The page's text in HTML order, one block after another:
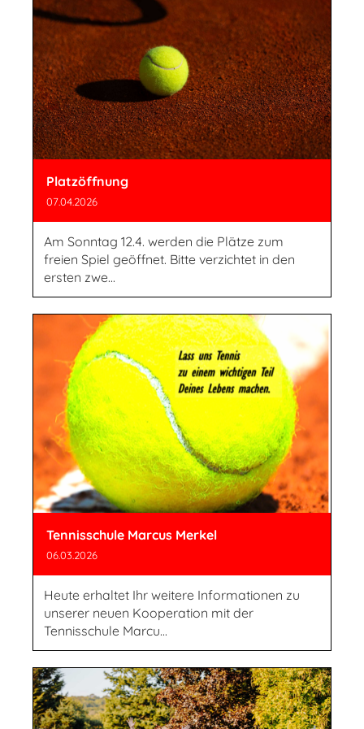
Platzöffnung
07.04.2026
Am Sonntag 12.4. werden die Plätze zum
freien Spiel geöffnet. Bitte verzichtet in den
ersten zwe...
Tennisschule Marcus Merkel
06.03.2026
Heute erhaltet Ihr weitere Informationen zu
unserer neuen Kooperation mit der
Tennisschule Marcu...